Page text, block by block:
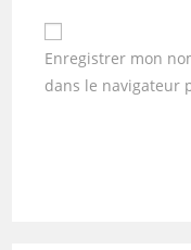
Enregistrer mon
dans le navigateur